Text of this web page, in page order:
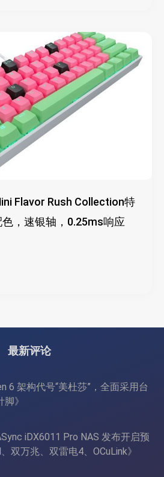
Flavor Rush Collection特
，速银轴，0.25ms响应
最新评论
6 架构代号“美杜莎”，全面采用台
脚》
iDX6011 Pro NAS 发布开启预
双万兆、双雷电4、OCuLink》